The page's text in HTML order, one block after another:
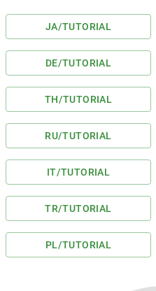
JA/TUTORIAL
DE/TUTORIAL
TH/TUTORIAL
RU/TUTORIAL
IT/TUTORIAL
TR/TUTORIAL
PL/TUTORIAL